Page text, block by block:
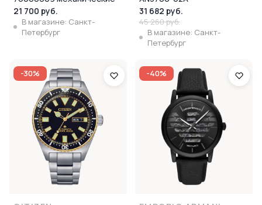
21 700 руб.
В магазине: Санкт-
Петербург
31 682 руб.
45 260 руб.
В магазине: Санкт-
Петербург
-30% -40%